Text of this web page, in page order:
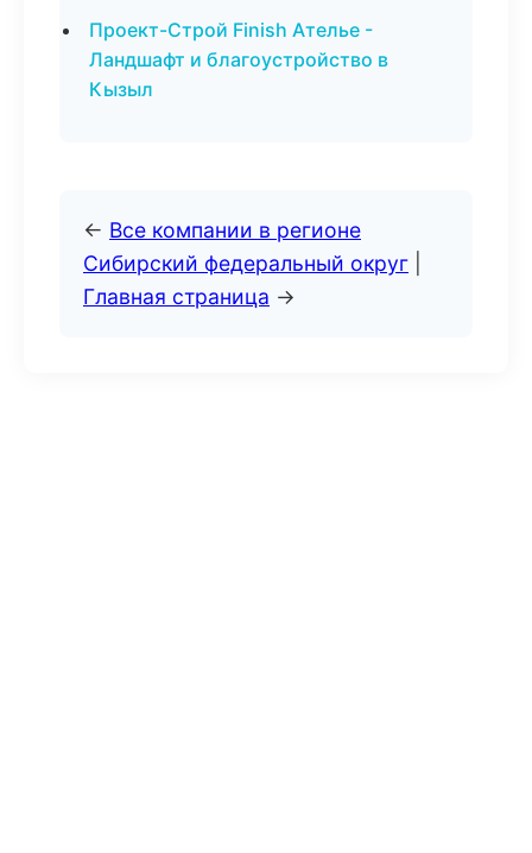
Проект-Строй Finish Ателье -
Ландшафт и благоустройство в
Кызыл
← Все компании в регионе
Сибирский федеральный округ
Главная страница →